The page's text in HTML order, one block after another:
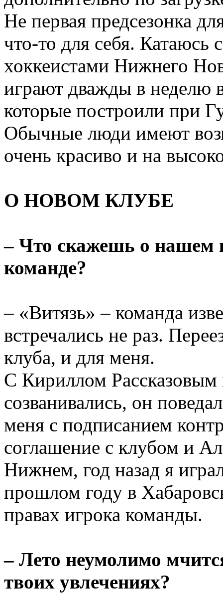
Не первая предсезонка
что-то для себя.
хоккеистами Нижнего
играют дважды в неделю
которые построили при
Обычные люди имеют
очень красиво и на
О НОВОМ КЛУБЕ
– Что скажешь о нашем
команде?
– «Витязь» – команда
встречались не раз.
клуба, и для меня.
С Кириллом Рассказовым
созванивались, он
меня с подписанием
соглашение с клубом и
Нижнем, год назад я
прошлом году в
правах игрока команды.
– Лето неумолимо
твоих увлечениях?